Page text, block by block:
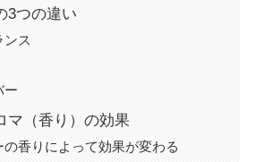
3つの違い
ンス
ー
マ（香り）の効果
の香りによって効果が変わる